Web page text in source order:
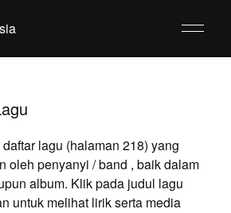
lagu (halaman 218) yang
oleh penyanyi / band , baik dalam
album. Klik pada judul lagu
untuk melihat lirik serta media